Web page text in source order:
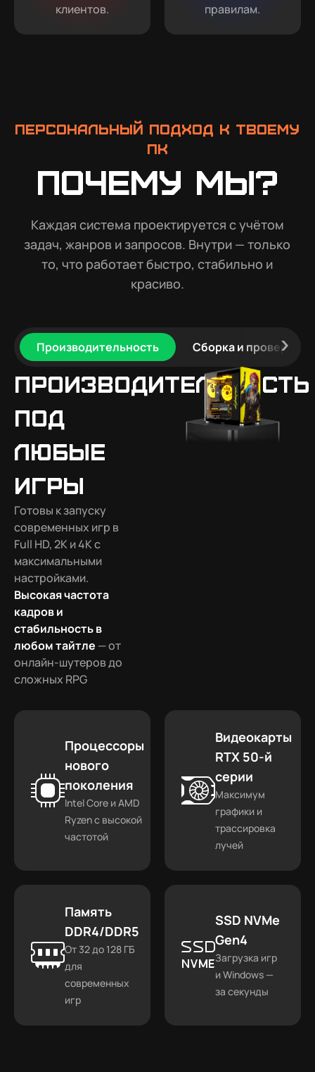
клиентов. правилам.
Персональный подход к твоему
ПК
Почему мы?
Каждая система проектируется с учётом
задач, жанров и запросов. Внутри — только
то, что работает быстро, стабильно и
красиво.
Производительность Сборка и проверка
Производительность
под
любые
игры
Готовы к запуску
современных игр в
Full HD, 2K и 4K с
максимальными
настройками.
Высокая частота
кадров и
стабильность в
любом тайтле — от
онлайн-шутеров до
сложных RPG
Процессоры
нового
поколения
Intel Core и AMD
Ryzen с высокой
частотой
Видеокарты
RTX 50-й
серии
Максимум
графики и
трассировка
лучей
Память
DDR4/DDR5
От 32 до 128 ГБ
для
современных
игр
SSD NVMe
Gen4
Загрузка игр
и Windows —
за секунды